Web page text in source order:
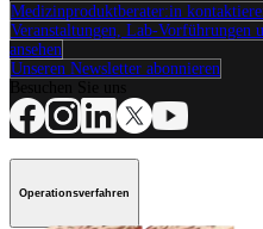
Medizinproduktberater:in
Veranstaltungen, Lab-Vorführungen
ansehen
Unseren Newsletter abonnieren
Operationsverfahren